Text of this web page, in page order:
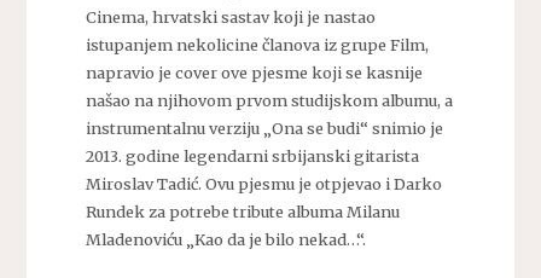
Cinema, hrvatski sastav koji je nastao
istupanjem nekolicine članova iz grupe Film,
napravio je cover ove pjesme koji se kasnije
našao na njihovom prvom studijskom albumu, a
instrumentalnu verziju „Ona se budi“ snimio je
2013. godine legendarni srbijanski gitarista
Miroslav Tadić. Ovu pjesmu je otpjevao i Darko
Rundek za potrebe tribute albuma Milanu
Mladenoviću „Kao da je bilo nekad…“.